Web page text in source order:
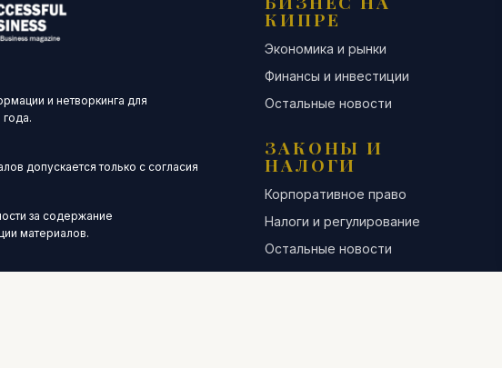
и нетворкинга для
допускается только с согласия
за содержание
материалов.
КИПРЕ
Экономика и рынки
Финансы и инвестиции
Остальные новости
ЗАКОНЫ И
НАЛОГИ
Корпоративное право
Налоги и регулирование
Остальные новости